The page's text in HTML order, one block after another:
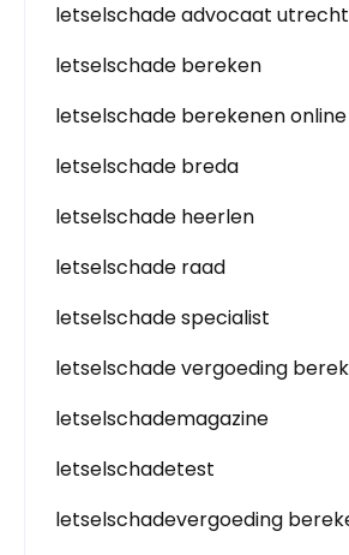
letselschade advocaat utrecht
letselschade bereken
letselschade berekenen online
letselschade breda
letselschade heerlen
letselschade raad
letselschade specialist
letselschade vergoeding
letselschademagazine
letselschadetest
letselschadevergoeding